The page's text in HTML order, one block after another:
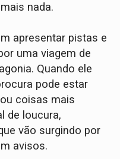
nada.
apresentar pistas e
uma viagem de
Quando ele
pode estar
coisas mais
de loucura,
vão surgindo por
avisos.